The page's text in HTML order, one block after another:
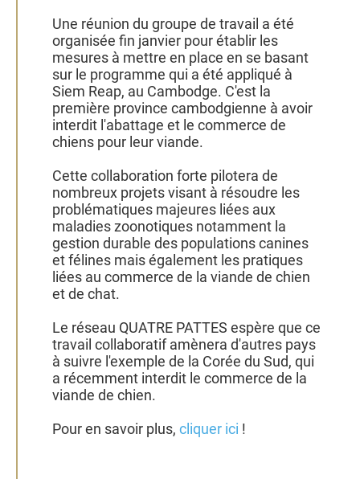
Une réunion du groupe de travail a été
organisée fin janvier pour établir les
mesures à mettre en place en se basant
sur le programme qui a été appliqué à
Siem Reap, au Cambodge. C'est la
première province cambodgienne à avoir
interdit l'abattage et le commerce de
chiens pour leur viande.
Cette collaboration forte pilotera de
nombreux projets visant à résoudre les
problématiques majeures liées aux
maladies zoonotiques notamment la
gestion durable des populations canines
et félines mais également les pratiques
liées au commerce de la viande de chien
et de chat.
Le réseau QUATRE PATTES espère que ce
travail collaboratif amènera d'autres pays
à suivre l'exemple de la Corée du Sud, qui
a récemment interdit le commerce de la
viande de chien.
Pour en savoir plus, cliquer ici !